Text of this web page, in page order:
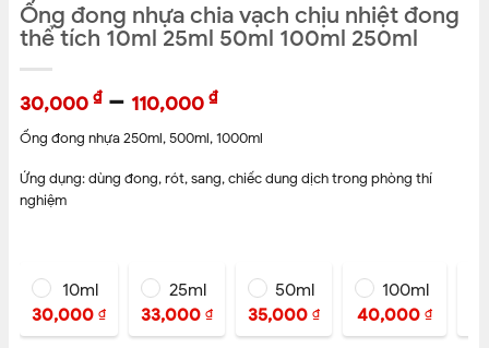
Ống đong nhựa chia vạch chịu nhiệt đong
thể tích 10ml 25ml 50ml 100ml 250ml
30,000 ₫– 110,000 ₫
Ống đong nhựa 250ml, 500ml, 1000ml
Ứng dụng: dùng đong, rót, sang, chiếc dung dịch trong phòng thí
nghiệm
10ml
30,000 ₫
25ml
33,000 ₫
50ml
35,000 ₫
100ml
40,000 ₫